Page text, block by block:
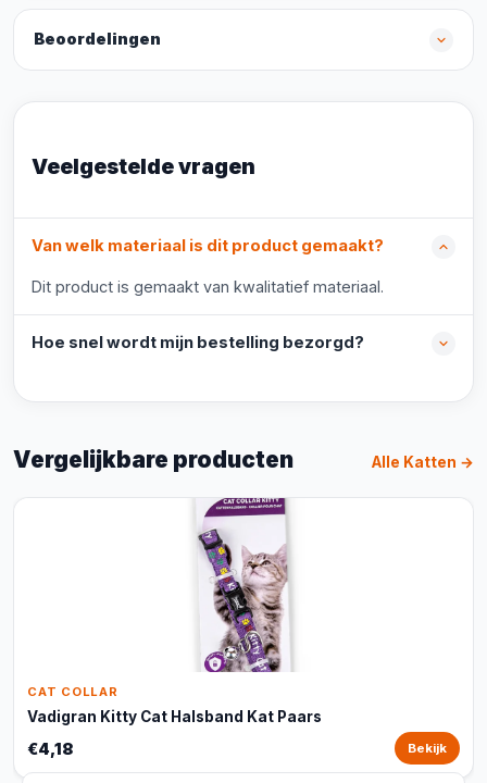
Beoordelingen
Veelgestelde vragen
Van welk materiaal is dit product gemaakt?
Dit product is gemaakt van kwalitatief materiaal.
Hoe snel wordt mijn bestelling bezorgd?
Vergelijkbare producten Alle Katten →
CAT COLLAR
Vadigran Kitty Cat Halsband Kat Paars
€4,18 Bekijk